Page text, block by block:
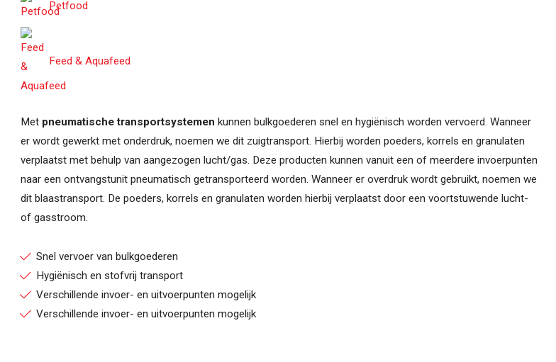
Zoeken...Petfood
Feed & Aquafeed
Met pneumatische transportsystemen kunnen bulkgoederen snel en hygiënisch worden vervoerd. Wanneer
er wordt gewerkt met onderdruk, noemen we dit zuigtransport. Hierbij worden poeders, korrels en granulaten
verplaatst met behulp van aangezogen lucht/gas. Deze producten kunnen vanuit een of meerdere invoerpunten
naar een ontvangstunit pneumatisch getransporteerd worden. Wanneer er overdruk wordt gebruikt, noemen we
dit blaastransport. De poeders, korrels en granulaten worden hierbij verplaatst door een voortstuwende lucht-
of gasstroom.
Snel vervoer van bulkgoederen
Hygiënisch en stofvrij transport
Verschillende invoer- en uitvoerpunten mogelijk
Verschillende invoer- en uitvoerpunten mogelijk